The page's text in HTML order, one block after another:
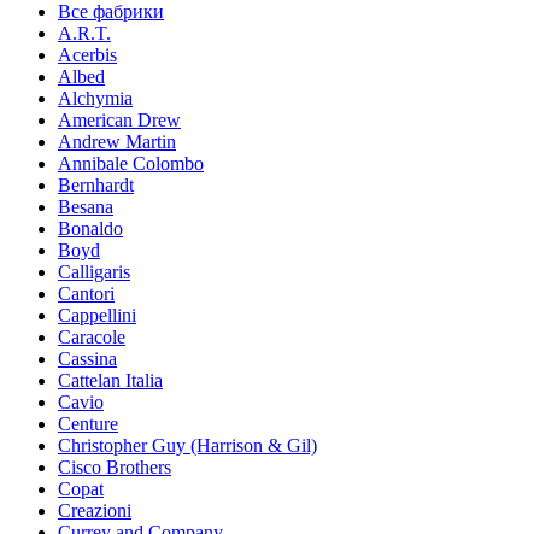
Все фабрики
A.R.T.
Acerbis
Albed
Alchymia
American Drew
Andrew Martin
Annibale Colombo
Bernhardt
Besana
Bonaldo
Boyd
Calligaris
Cantori
Cappellini
Caracole
Cassina
Cattelan Italia
Cavio
Centure
Christopher Guy (Harrison & Gil)
Cisco Brothers
Copat
Creazioni